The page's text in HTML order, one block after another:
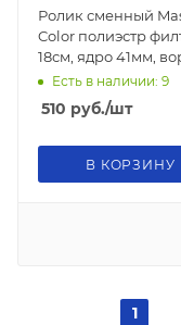
Ролик сменный
Color полиэстр
18см, ядро 41мм,
5ммЕсть в наличии: 9
510 руб./шт
В КОРЗИНУ
1